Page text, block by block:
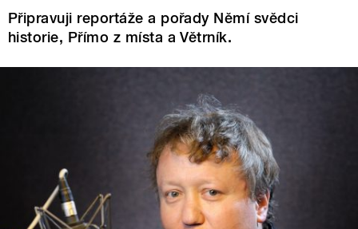
Připravuji reportáže a pořady Němí svědci
historie, Přímo z místa a Větrník.